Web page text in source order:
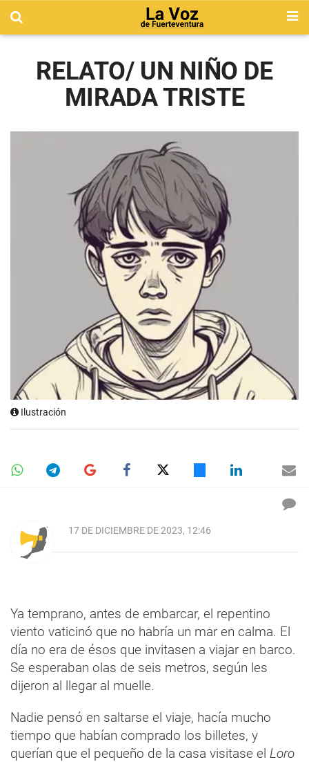
RELATO/ UN NIÑO DE
MIRADA TRISTE
Ilustración
17 DE DICIEMBRE DE 2023, 12:46
Ya temprano, antes de embarcar, el repentino
viento vaticinó que no habría un mar en calma. El
día no era de ésos que invitasen a viajar en barco.
Se esperaban olas de seis metros, según les
dijeron al llegar al muelle.
Nadie pensó en saltarse el viaje, hacía mucho
tiempo que habían comprado los billetes, y
querían que el pequeño de la casa visitase el Loro